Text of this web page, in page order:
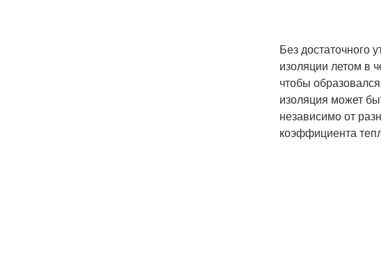
Без достаточного
изоляции летом в
чтобы
изоляция может
независимо от
коэффициента